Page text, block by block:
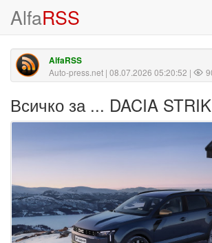
AlfaRSS
AlfaRSS
Auto-press.net | 08.07.2026 05:20:52 |
Всичко за ... DACIA